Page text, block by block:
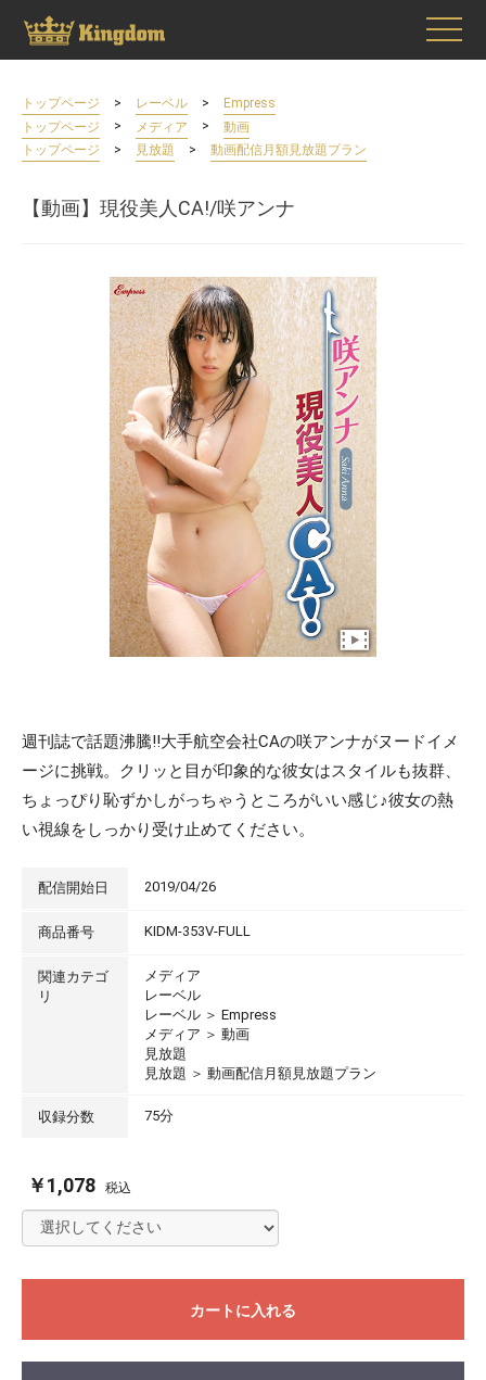
トップページ > レーベル >
Empress
トップページ
> メディア >
動画
トップページ
> 見放題 > 動画配信月額見放題プラン
【動画】現役美人CA!/咲アンナ
週刊誌で話題沸騰!!大手航空会社CAの咲アンナがヌードイメ
ージに挑戦。クリッと目が印象的な彼女はスタイルも抜群、
ちょっぴり恥ずかしがっちゃうところがいい感じ♪彼女の熱
い視線をしっかり受け止めてください。
配信開始日 2019/04/26
商品番号 KIDM-353V-FULL
関連カテゴ
リ
メディア
レーベル
レーベル ＞ Empress
メディア ＞ 動画
見放題
見放題 ＞ 動画配信月額見放題プラン
収録分数 75分
￥1,078 税込
カートに入れる